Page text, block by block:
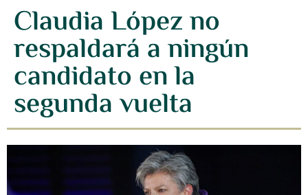
Claudia López no
respaldará a ningún
candidato en la
segunda vuelta